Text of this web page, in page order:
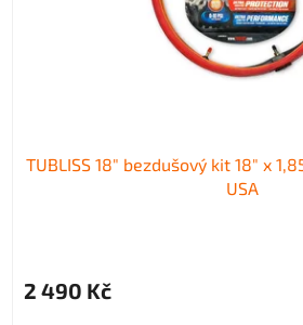
TUBLISS 18" bezdušový kit 18" x
USA
2 490 Kč